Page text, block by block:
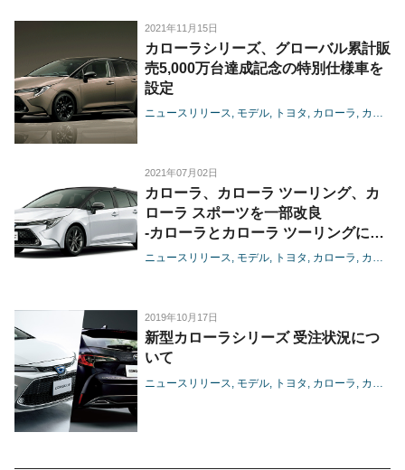
化-
2021年11月15日
カローラシリーズ、グローバル累計販
売5,000万台達成記念の特別仕様車を
設定
ニュースリリース モデル トヨタ カローラ カローラツーリング
2021年07月02日
カローラ、カローラ ツーリング、カ
ローラ スポーツを一部改良
-カローラとカローラ ツーリングにプ
ラスサポート機能を設定-
ニュースリリース モデル トヨタ カローラ カローラツーリング
2019年10月17日
新型カローラシリーズ 受注状況につ
いて
ニュースリリース モデル トヨタ カローラ カローラツーリング